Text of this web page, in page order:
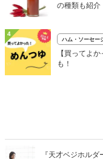
の種類も紹介
4
ハム・ソーセー
【買ってよ
も！
『天才ベジホル